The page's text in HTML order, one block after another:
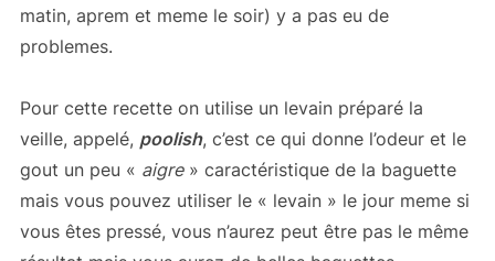
matin, aprem et meme le soir) y a pas eu de
problemes.
Pour cette recette on utilise un levain préparé la
veille, appelé, poolish, c’est ce qui donne l’odeur et le
gout un peu « aigre» caractéristique de la baguette
mais vous pouvez utiliser le « levain » le jour meme si
vous êtes pressé, vous n’aurez peut être pas le même